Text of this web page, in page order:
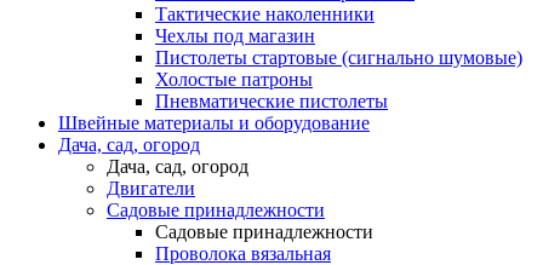
Тактические наколенники
Чехлы под магазин
Пистолеты стартовые (сигнально шумовые)
Холостые патроны
Пневматические пистолеты
Швейные материалы и оборудование
Дача, сад, огород
Дача, сад, огород
Двигатели
Садовые принадлежности
Садовые принадлежности
Проволока вязальная